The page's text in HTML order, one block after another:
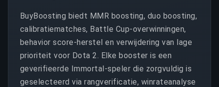
BuyBoosting biedt MMR boosting, duo boosting,
calibratiematches, Battle Cup-overwinningen,
behavior score-herstel en verwijdering van lage
prioriteit voor Dota 2. Elke booster is een
geverifieerde Immortal-speler die zorgvuldig is
geselecteerd via rangverificatie, winrateanalyse